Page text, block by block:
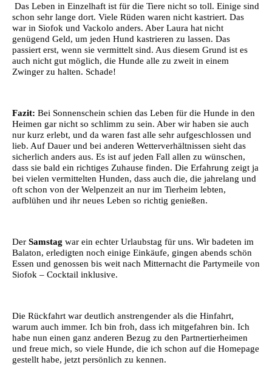
Das Leben in Einzelhaft ist für die Tiere nicht so toll. Einige sind
schon sehr lange dort. Viele Rüden waren nicht kastriert. Das
war in Siofok und Vackolo anders. Aber Laura hat nicht
genügend Geld, um jeden Hund kastrieren zu lassen. Das
passiert erst, wenn sie vermittelt sind. Aus diesem Grund ist es
auch nicht gut möglich, die Hunde alle zu zweit in einem
Zwinger zu halten. Schade!
Fazit: Bei Sonnenschein schien das Leben für die Hunde in den
Heimen gar nicht so schlimm zu sein. Aber wir haben sie auch
nur kurz erlebt, und da waren fast alle sehr aufgeschlossen und
lieb. Auf Dauer und bei anderen Wetterverhältnissen sieht das
sicherlich anders aus. Es ist auf jeden Fall allen zu wünschen,
dass sie bald ein richtiges Zuhause finden. Die Erfahrung zeigt ja
bei vielen vermittelten Hunden, dass auch die, die jahrelang und
oft schon von der Welpenzeit an nur im Tierheim lebten,
aufblühen und ihr neues Leben so richtig genießen.
Der Samstag war ein echter Urlaubstag für uns. Wir badeten im
Balaton, erledigten noch einige Einkäufe, gingen abends schön
Essen und genossen bis weit nach Mitternacht die Partymeile von
Siofok – Cocktail inklusive.
Die Rückfahrt war deutlich anstrengender als die Hinfahrt,
warum auch immer. Ich bin froh, dass ich mitgefahren bin. Ich
habe nun einen ganz anderen Bezug zu den Partnertierheimen
und freue mich, so viele Hunde, die ich schon auf die Homepage
gestellt habe, jetzt persönlich zu kennen.